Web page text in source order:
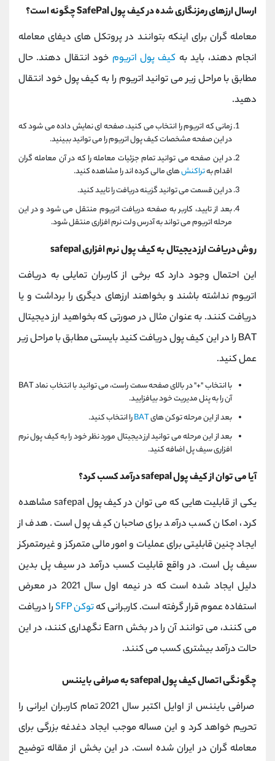
ارسال ارزهای رمزنگاری شده در کیف پول SafePal چگونه است؟
معامله گران برای اینکه بتوانند در پروتکل های دیفای معامله
انجام دهند، باید به کیف پول اتریوم خود انتقال دهند. حال
مطابق با مراحل زیر می توانید اتریوم را به کیف پول خود انتقال
دهید.
زمانی که اتریوم را انتخاب می کنید، صفحه ای نمایش داده می شود که
در این صفحه مشخصات کیف پول اتریوم را می توانید ببینید.
در این صفحه می توانید تمام جزئیات معامله را که در آن معامله گران
اقدام بهتراکنشهای مالی کرده اند را مشاهده کنید.
در این قسمت می توانید گزینه دریافت را تایید کنید.
بعد از تایید، کاربر به صفحه دریافت اتریوم منتقل می شود و در این
مرحله اتریوم می تواند به آدرس ولت نرم افزاری منتقل شود.
روش دریافت ارز دیجیتال به کیف پول نرم افزاری safepal
این احتمال وجود دارد که برخی از کاربران تمایلی به دریافت
اتریوم نداشته باشند و بخواهند ارزهای دیگری را برداشت و یا
دریافت کنند. به عنوان مثال در صورتی که بخواهید ارز دیجیتال
BAT را در این کیف پول دریافت کنید بایستی مطابق با مراحل زیر
عمل کنید.
با انتخاب "+" در بالای صفحه سمت راست، می توانید با انتخاب نماد BAT
آن را به پنل مدیریت خود بیافزایید.
بعد از این مرحله توکن هایBATرا انتخاب کنید.
بعد از این مرحله می توانید ارز دیجیتال مورد نظر خود را به کیف پول نرم
افزاری سیف پل اضافه کنید.
آیا می توان از کیف پول safepal درآمد کسب کرد؟
یکی از قابلیت هایی که می توان در کیف پول safepal مشاهده
کرد، امکان کسب درآمد برای صاحبان کیف پول است. هدف از
ایجاد چنین قابلیتی برای عملیات و امور مالی متمرکز و غیرمتمرکز
سیف پل است. در واقع قابلیت کسب درآمد در سیف پل بدین
دلیل ایجاد شده است که در نیمه اول سال 2021 در معرض
استفاده عموم قرار گرفته است. کاربرانی کهتوکن SFP
را دریافت
می کنند، می توانند آن را در بخش Earn نگهداری کنند، در این
حالت درآمد بیشتری کسب می کنند.
چگونگی اتصال کیف پول safepal به صرافی بایننس
صرافی بایننس از اوایل اکتبر سال 2021 تمام کاربران ایرانی را
تحریم خواهد کرد و این مساله موجب ایجاد دغدغه بزرگی برای
معامله گران در ایران شده است. در این بخش از مقاله توضیح